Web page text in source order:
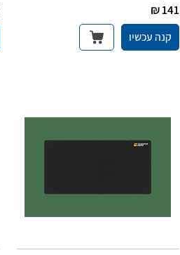
141 ₪
קנה עכשיו